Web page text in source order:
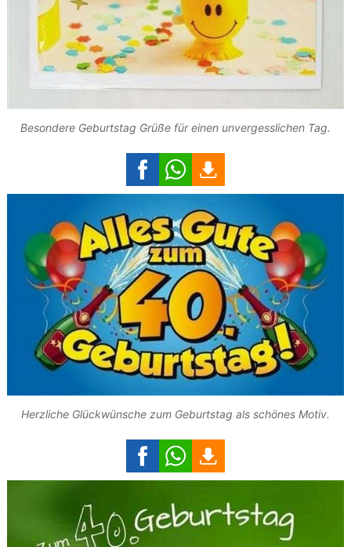
Besondere Geburtstag Grüße für einen unvergesslichen Tag.
Herzliche Glückwünsche zum Geburtstag als schönes Motiv.